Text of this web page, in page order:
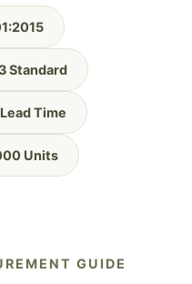
Standard
Time
Units
GUIDE